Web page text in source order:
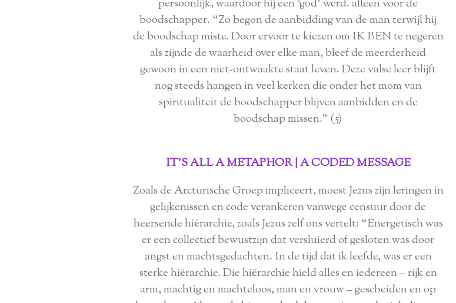
persoonlijk, waardoor hij een 'god' werd. alleen voor de
boodschapper. “Zo begon de aanbidding van de man terwijl hij
de boodschap miste. Door ervoor te kiezen om IK BEN te negeren
als zijnde de waarheid over elke man, bleef de meerderheid
gewoon in een niet-ontwaakte staat leven. Deze valse leer blijft
nog steeds hangen in veel kerken die onder het mom van
spiritualiteit de boodschapper blijven aanbidden en de
boodschap missen.” (5)
IT'S ALL A METAPHOR | A CODED MESSAGE
Zoals de Arcturische Groep impliceert, moest Jezus zijn leringen in
gelijkenissen en code verankeren vanwege censuur door de
heersende hiërarchie, zoals Jezus zelf ons vertelt: “Energetisch was
er een collectief bewustzijn dat versluierd of gesloten was door
angst en machtsgedachten. In de tijd dat ik leefde, was er een
sterke hiërarchie. Die hiërarchie hield alles en iedereen – rijk en
arm, machtig en machteloos, man en vrouw – gescheiden en op